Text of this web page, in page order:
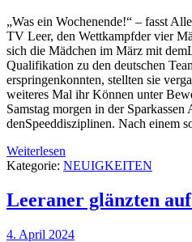
„Was ein Wochenende!“ – fasst
TV Leer, den Wettkampfder vier
sich die Mädchen im März mit
Qualifikation zu den deutschen
erspringenkonnten, stellten sie
weiteres Mal ihr Können unter
Samstag morgen in der
denSpeeddisziplinen. Nach einem
Weiterlesen
Kategorie: NEUIGKEITEN
Leeraner glänzten auf
4. April 2024